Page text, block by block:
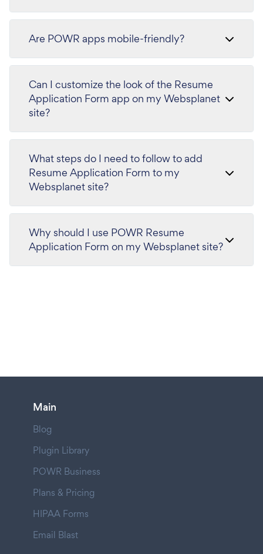
Are POWR apps mobile-friendly?
Can I customize the look of the Resume
Application Form app on my Websplanet
site?
What steps do I need to follow to add
Resume Application Form to my
Websplanet site?
Why should I use POWR Resume
Application Form on my Websplanet site?
Main
Blog
Plugin Library
POWR Business
Plans & Pricing
HIPAA Forms
Email Blast